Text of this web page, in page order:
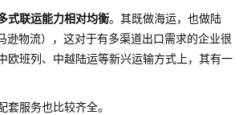
式联运能力相对均衡。其既做海运，也做陆
逊物流），这对于有多渠道出口需求的企业很
欧班列、中越陆运等新兴运输方式上，其有一
服务也比较齐全。